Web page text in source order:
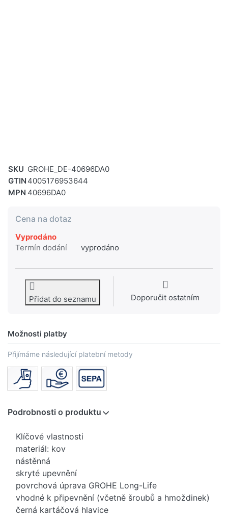
SKU GROHE_DE-40696DA0
GTIN 4005176953644
MPN 40696DA0
Cena na dotaz
Vyprodáno
Termín dodání
vyprodáno
Přidat do seznamu Doporučit ostatním
Možnosti platby
Přijímáme následující platební metody
Podrobnosti o produktu
Klíčové vlastnosti
materiál: kov
nástěnná
skryté upevnění
povrchová úprava GROHE Long-Life
vhodné k připevnění (včetně šroubů a hmoždinek)
černá kartáčová hlavice